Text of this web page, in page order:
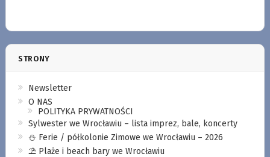
STRONY
Newsletter
O NAS
POLITYKA PRYWATNOŚCI
Sylwester we Wrocławiu – lista imprez, bale, koncerty
⛄️ Ferie / półkolonie Zimowe we Wrocławiu – 2026
⛱️ Plaże i beach bary we Wrocławiu